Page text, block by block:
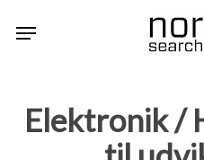
Menu
Elektronik /